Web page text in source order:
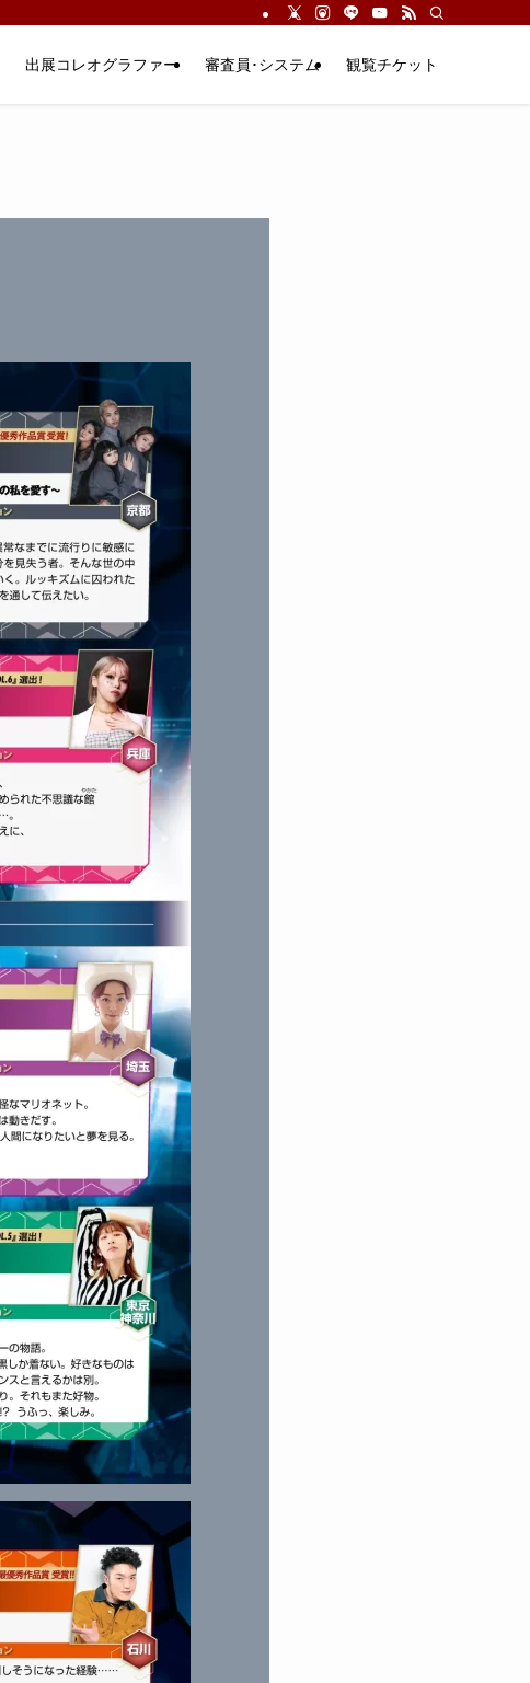
出展コレオグラファー 審査員･システム 観覧チケット